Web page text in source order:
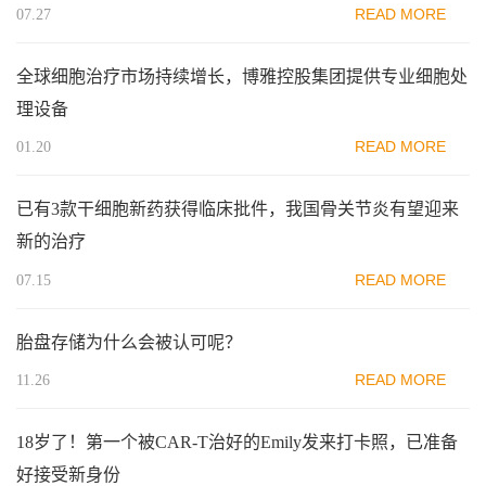
07.27 READ MORE
全球细胞治疗市场持续增长，博雅控股集团​提供专业细胞处
理设备
01.20 READ MORE
已有3款干细胞新药获得临床批件，我国骨关节炎有望迎来
新的治疗
07.15 READ MORE
胎盘存储为什么会被认可呢？
11.26 READ MORE
18岁了！第一个被CAR-T治好的Emily发来打卡照，已准备
好接受新身份